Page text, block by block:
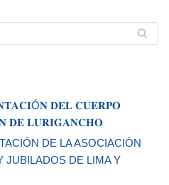
𝐃𝐄𝐋 𝐂𝐔𝐄𝐑𝐏𝐎
𝐃𝐄 𝐋𝐔𝐑𝐈𝐆𝐀𝐍𝐂𝐇𝐎
DE LA ASOCIACIÓN
JUBILADOS DE LIMA Y